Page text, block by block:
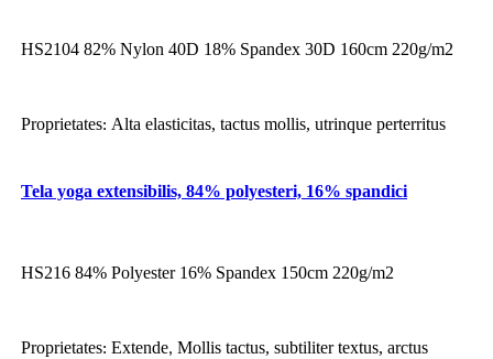
HS2104 82% Nylon 40D 18% Spandex 30D 160cm 220g/m2
Proprietates: Alta elasticitas, tactus mollis, utrinque perterritus
Tela yoga extensibilis, 84% polyesteri, 16% spandici
HS216 84% Polyester 16% Spandex 150cm 220g/m2
Proprietates: Extende, Mollis tactus, subtiliter textus, arctus